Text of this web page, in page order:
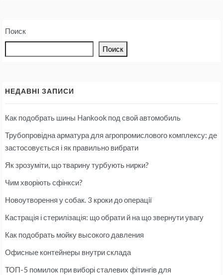
Поиск
Поиск
НЕДАВНІ ЗАПИСИ
Как подобрать шины Hankook под свой автомобиль
Трубопровідна арматура для агропромислового комплексу: де
застосовується і як правильно вибрати
Як зрозуміти, що тварину турбують нирки?
Чим хворіють сфінкси?
Новоутворення у собак. 3 кроки до операції
Кастрація і стерилізація: що обрати й на що звернути увагу
Как подобрать мойку высокого давления
Офисные контейнеры внутри склада
ТОП-5 помилок при виборі сталевих фітингів для